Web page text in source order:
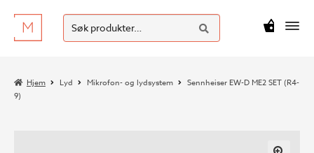
Hopp
til
Hopp
til
Søk
etter:
SØK
kr0
Hjem Lyd Mikrofon- og lydsystem
Sennheiser EW-D ME2 SET (R4-
9)